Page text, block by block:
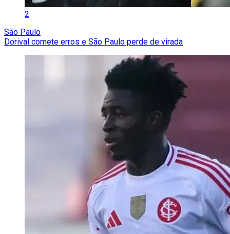
2
São Paulo
Dorival comete erros e São Paulo perde de virada